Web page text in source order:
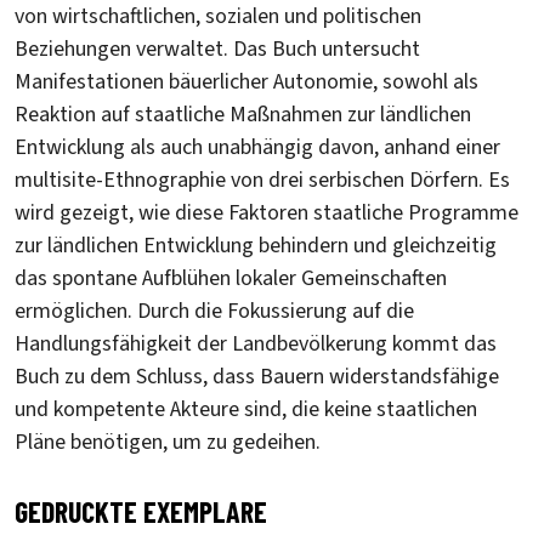
von wirtschaftlichen, sozialen und politischen
Beziehungen verwaltet. Das Buch untersucht
Manifestationen bäuerlicher Autonomie, sowohl als
Reaktion auf staatliche Maßnahmen zur ländlichen
Entwicklung als auch unabhängig davon, anhand einer
multisite-Ethnographie von drei serbischen Dörfern. Es
wird gezeigt, wie diese Faktoren staatliche Programme
zur ländlichen Entwicklung behindern und gleichzeitig
das spontane Aufblühen lokaler Gemeinschaften
ermöglichen. Durch die Fokussierung auf die
Handlungsfähigkeit der Landbevölkerung kommt das
Buch zu dem Schluss, dass Bauern widerstandsfähige
und kompetente Akteure sind, die keine staatlichen
Pläne benötigen, um zu gedeihen.
GEDRUCKTE EXEMPLARE